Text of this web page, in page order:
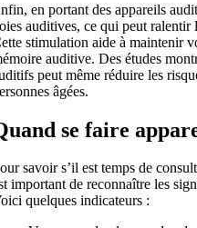
en portant des appareils
auditives, ce qui peut ralentir
stimulation aide à maintenir
auditive. Des études
peut même réduire les
âgées.
se faire
savoir s’il est temps de
important de reconnaître les
quelques indicateurs :